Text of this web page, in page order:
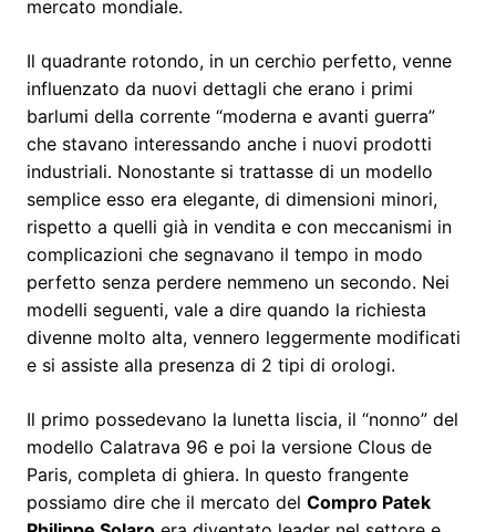
mercato mondiale.
Il quadrante rotondo, in un cerchio perfetto, venne
influenzato da nuovi dettagli che erano i primi
barlumi della corrente “moderna e avanti guerra”
che stavano interessando anche i nuovi prodotti
industriali. Nonostante si trattasse di un modello
semplice esso era elegante, di dimensioni minori,
rispetto a quelli già in vendita e con meccanismi in
complicazioni che segnavano il tempo in modo
perfetto senza perdere nemmeno un secondo. Nei
modelli seguenti, vale a dire quando la richiesta
divenne molto alta, vennero leggermente modificati
e si assiste alla presenza di 2 tipi di orologi.
Il primo possedevano la lunetta liscia, il “nonno” del
modello Calatrava 96 e poi la versione Clous de
Paris, completa di ghiera. In questo frangente
possiamo dire che il mercato del Compro Patek